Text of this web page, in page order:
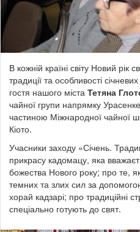
В кожній країні світу Новий рік
традиції та особливості
гостя нашого міста Тетяна
чайної групи напрямку
частиною Міжнародної чайної
Кіото.
Учасники заходу «Січень.
прикрасу кадомацу, яка
божества Нового року; про те,
темних та злих сил за
хорай кадзарі; про традиційні
спеціально готують до свят.